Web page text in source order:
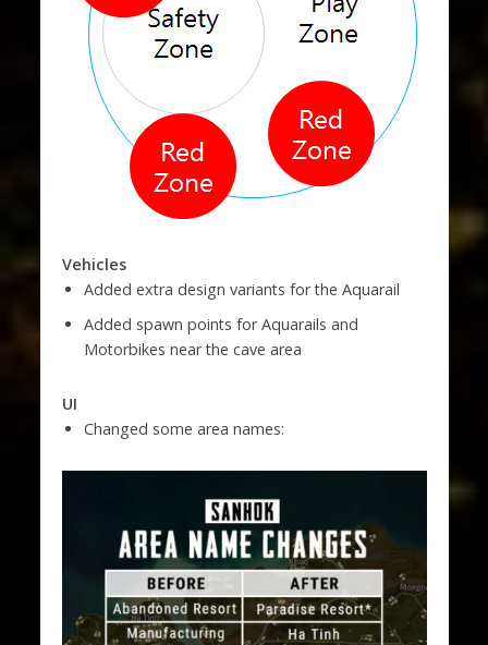
Vehicles
Added extra design variants for the Aquarail
Added spawn points for Aquarails and
Motorbikes near the cave area
UI
Changed some area names: